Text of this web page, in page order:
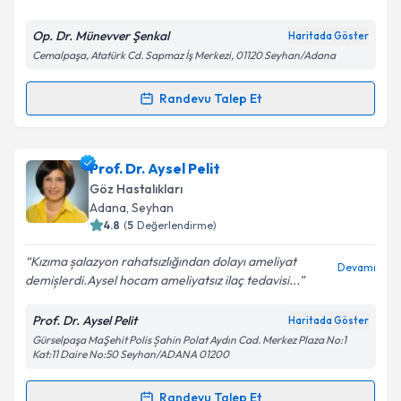
Kişisel verilerimin işlenmesine ilişkin
Metni'ni okudum ve kişisel verilerimin belirtilen
Takvim Talebini Gönder
Op. Dr. Münevver Şenkal Haritada Göster
Cemalpaşa, Atatürk Cd. Sapmaz İş Merkezi, 01120 Seyhan/Adana
Randevu Talep Et
Randevu Takvimi Talebi
Op. Dr. Münevver Şenkaliçin randevu takvimi talebi
oluşturun. Size bu uzmandan randevu almanız için bir
takvim hazırlandığında e-posta ile bilgilendireceğiz.
Kişisel verilerimin işlenmesine ilişkin
Aydınlatma
Metni'ni okudum ve kişisel verilerimin belirtilen
kapsamda işlenmesini kabul ediyorum.
Prof. Dr. Aysel Pelit
Göz Hastalıkları
Adana, Seyhan
4.8 (5 Değerlendirme)
Kızıma șalazyon rahatsızlığından dolayı ameliyat
demișlerdi.Aysel hocam ameliyatsız ilaç tedavisi...
Devamı
Prof. Dr. Aysel Pelit Haritada Göster
Gürselpaşa MaŞehit Polis Șahin Polat Aydın Cad. Merkez Plaza No:1
Kat:11 Daire No:50 Seyhan/ADANA 01200
Randevu Talep Et